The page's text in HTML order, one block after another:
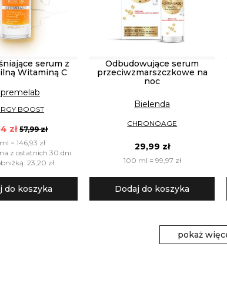
serum z
Witaminą C
BOOST
zł 57,99 zł
= 146,93 zł
z ostatnich 30 dni
23,20 zł
do koszyka
Odbudowujące serum
przeciwzmarszczkowe na
noc
Bielenda
CHRONOAGE
29,99 zł
100 ml = 99,97 zł
Dodaj do koszyka
pokaż